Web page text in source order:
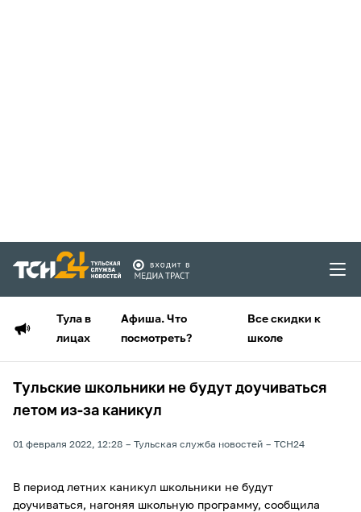
Тула в
лицах
Афиша. Что
посмотреть?
Все скидки к
школе
Тульские школьники не будут доучиваться
летом из-за каникул
01 февраля 2022, 12:28 Тульская служба новостей ТСН24
В период летних каникул школьники не будут
доучиваться, нагоняя школьную программу, сообщила